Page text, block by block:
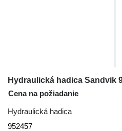
Hydraulická hadica Sandvik
Cena na požiadanie
Hydraulická hadica
952457